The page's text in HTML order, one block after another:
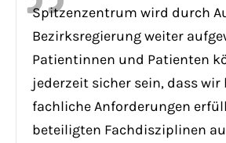
Spitzenzentrum wird durch
Bezirksregierung weiter
Patientinnen und Patienten
jederzeit sicher sein, dass wir
fachliche Anforderungen
beteiligten Fachdisziplinen